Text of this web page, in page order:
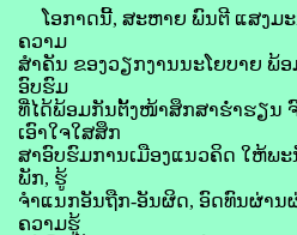
ໂອກາດນີ້, ສະຫາຍ ພົນຕີ ແສງມະ
ຄວາມ
ສຳຄັນ ຂອງວຽກງານນະໂຍບາຍ ພ້
ອົບຮົມ
ທີ່ໄດ້ພ້ອມກັນຕັ້ງໜ້າສຶກສາຮໍ່າຮຽນ
ເອົາໃຈໃສສຶກ
ສາອົບຮົມການເມືອງແນວຄິດ ໃຫ້ພ
ພັກ, ຮູ້
ຈຳແນກອັນຖືກ-ອັນຜິດ, ອົດທົນຜ່ານ
ຄວາມຮູ້